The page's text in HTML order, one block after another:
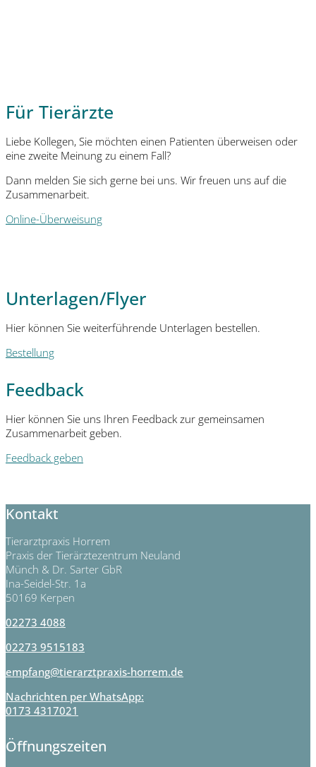
Für Tierärzte
Liebe Kollegen, Sie möchten einen Patienten überweisen oder
eine zweite Meinung zu einem Fall?
Dann melden Sie sich gerne bei uns. Wir freuen uns auf die
Zusammenarbeit.
Online-Überweisung
Unterlagen/Flyer
Hier können Sie weiterführende Unterlagen bestellen.
Bestellung
Feedback
Hier können Sie uns Ihren Feedback zur gemeinsamen
Zusammenarbeit geben.
Feedback geben
Kontakt
Tierarztpraxis Horrem
Praxis der Tierärztezentrum Neuland
Münch & Dr. Sarter GbR
Ina-Seidel-Str. 1a
50169 Kerpen
02273 4088
02273 9515183
empfang@tierarztpraxis-horrem.de
Nachrichten per WhatsApp:
0173 4317021
Öffnungszeiten